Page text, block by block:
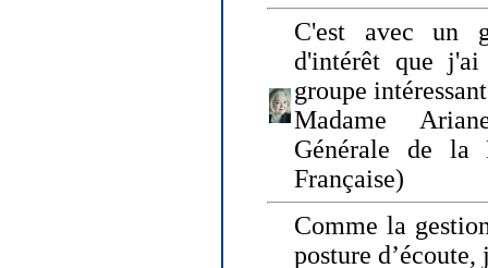
C'est avec un
d'intérêt que
groupe
Madame
Générale de la
Française)
Comme la
posture